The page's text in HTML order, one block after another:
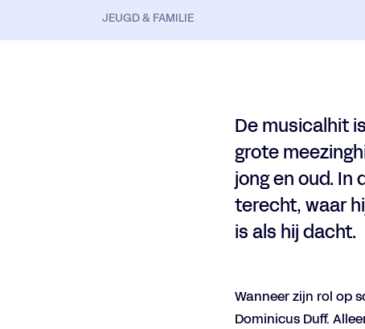
JEUGD & FAMILIE
De musicalhit
grote
jong en oud. In
terecht, waar
is als hij dacht.
Wanneer zijn rol op
Dominicus Duff.
Inzoomen